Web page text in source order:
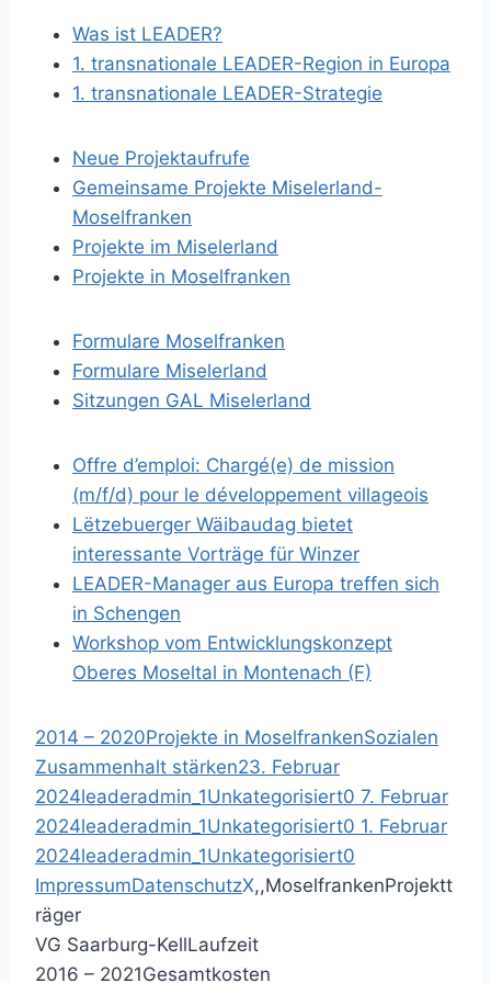
Was ist LEADER?
1. transnationale LEADER-Region in Europa
1. transnationale LEADER-Strategie
Neue Projektaufrufe
Gemeinsame Projekte Miselerland-
Moselfranken
Projekte im Miselerland
Projekte in Moselfranken
Formulare Moselfranken
Formulare Miselerland
Sitzungen GAL Miselerland
Offre d’emploi: Chargé(e) de mission
(m/f/d) pour le développement villageois
Lëtzebuerger Wäibaudag bietet
interessante Vorträge für Winzer
LEADER-Manager aus Europa treffen sich
in Schengen
Workshop vom Entwicklungskonzept
Oberes Moseltal in Montenach (F)
2014 – 2020Projekte in MoselfrankenSozialen
Zusammenhalt stärken23. Februar
2024leaderadmin_1Unkategorisiert0 7. Februar
2024leaderadmin_1Unkategorisiert0 1. Februar
2024leaderadmin_1Unkategorisiert0
ImpressumDatenschutzX,,MoselfrankenProjektt
räger
VG Saarburg-KellLaufzeit
2016 – 2021Gesamtkosten